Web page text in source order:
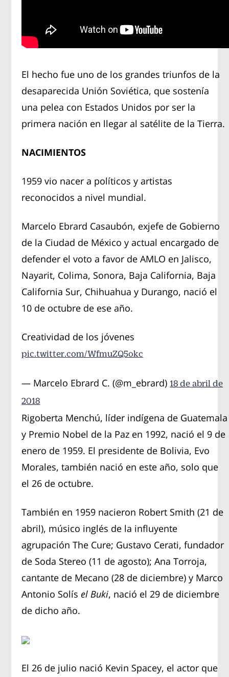
El hecho fue uno de los grandes triunfos de la
desaparecida Unión Soviética, que sostenía
una pelea con Estados Unidos por ser la
primera nación en llegar al satélite de la Tierra.
NACIMIENTOS
1959 vio nacer a políticos y artistas
reconocidos a nivel mundial.
Marcelo Ebrard Casaubón, exjefe de Gobierno
de la Ciudad de México y actual encargado de
defender el voto a favor de AMLO en Jalisco,
Nayarit, Colima, Sonora, Baja California, Baja
California Sur, Chihuahua y Durango, nació el
10 de octubre de ese año.
Creatividad de los jóvenes
pic.twitter.com/WfmuZQ5okc
— Marcelo Ebrard C. (@m_ebrard) 18 de abril de
2018
Rigoberta Menchú, líder indígena de Guatemala
y Premio Nobel de la Paz en 1992, nació el 9 de
enero de 1959. El presidente de Bolivia, Evo
Morales, también nació en este año, solo que
el 26 de octubre.
También en 1959 nacieron Robert Smith (21 de
abril), músico inglés de la influyente
agrupación The Cure; Gustavo Cerati, fundador
de Soda Stereo (11 de agosto); Ana Torroja,
cantante de Mecano (28 de diciembre) y Marco
Antonio Solís el Buki, nació el 29 de diciembre
de dicho año.
El 26 de julio nació Kevin Spacey, el actor que